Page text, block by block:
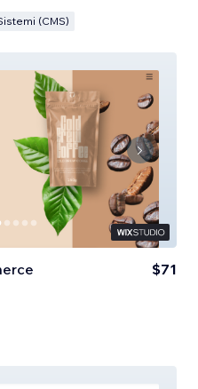
(CMS)
$71